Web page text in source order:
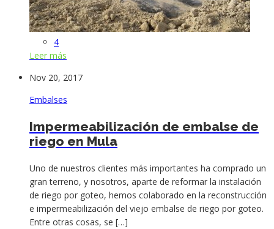
4
Leer más
Nov 20, 2017
Embalses
Impermeabilización de embalse de
riego en Mula
Uno de nuestros clientes más importantes ha comprado un
gran terreno, y nosotros, aparte de reformar la instalación
de riego por goteo, hemos colaborado en la reconstrucción
e impermeabilización del viejo embalse de riego por goteo.
Entre otras cosas, se […]